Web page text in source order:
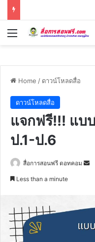
Menu
Home / ดาวน์โหลดสื่อ
ดาวน์โหลดสื่อ
แจกฟรี!!! แบ
ป.1-ป.6
สื่อการสอนฟรี ดอทคอม
Less than a minute